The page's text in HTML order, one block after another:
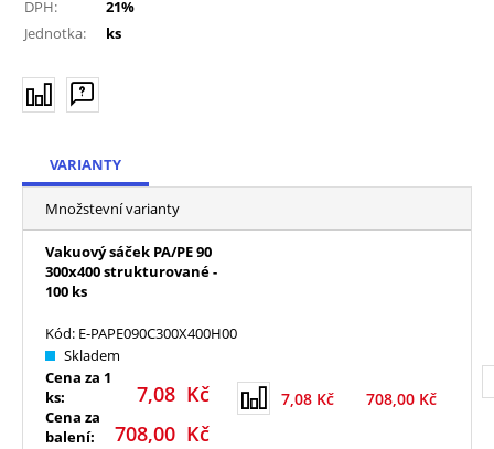
DPH:
21%
Jednotka:
ks
VARIANTY
Množstevní varianty
Vakuový sáček PA/PE 90
300x400 strukturované -
100 ks
Kód: E-PAPE090C300X400H00
Skladem
Cena za 1
ks:
7,08 Kč
Cena za
balení:
708,00 Kč
7,08 Kč 708,00 Kč